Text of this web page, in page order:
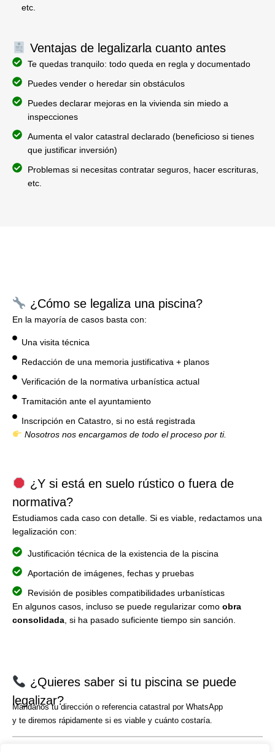
etc.
Ventajas de legalizarla cuanto antes
Te quedas tranquilo: todo queda en regla y documentado
Puedes vender o heredar sin obstáculos
Puedes declarar mejoras en la vivienda sin miedo a
inspecciones
Aumenta el valor catastral declarado (beneficioso si tienes
que justificar inversión)
Problemas si necesitas contratar seguros, hacer escrituras,
etc.
¿Cómo se legaliza una piscina?
En la mayoría de casos basta con:
Una visita técnica
Redacción de una memoria justificativa + planos
Verificación de la normativa urbanística actual
Tramitación ante el ayuntamiento
Inscripción en Catastro, si no está registrada
Nosotros nos encargamos de todo el proceso por ti.
¿Y si está en suelo rústico o fuera de
normativa?
Estudiamos cada caso con detalle. Si es viable, redactamos una
legalización con:
Justificación técnica de la existencia de la piscina
Aportación de imágenes, fechas y pruebas
Revisión de posibles compatibilidades urbanísticas
En algunos casos, incluso se puede regularizar como obra
consolidada, si ha pasado suficiente tiempo sin sanción.
¿Quieres saber si tu piscina se puede
legalizar?
Mándanos tu dirección o referencia catastral por WhatsApp
y te diremos rápidamente si es viable y cuánto costaría.